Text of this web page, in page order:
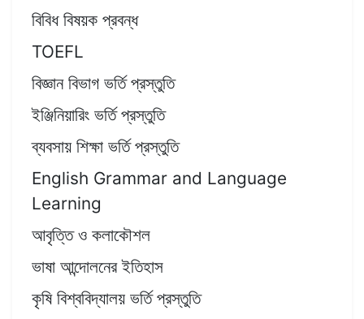
বিবিধ বিষয়ক প্রবন্ধ
TOEFL
বিজ্ঞান বিভাগ ভর্তি প্রস্তুতি
ইঞ্জিনিয়ারিং ভর্তি প্রস্তুতি
ব্যবসায় শিক্ষা ভর্তি প্রস্তুতি
English Grammar and Language
Learning
আবৃত্তি ও কলাকৌশল
ভাষা আন্দোলনের ইতিহাস
কৃষি বিশ্ববিদ্যালয় ভর্তি প্রস্তুতি